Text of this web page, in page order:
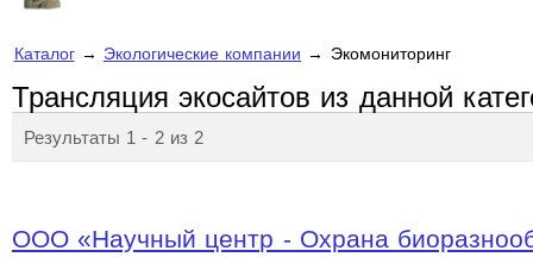
Каталог→ Экологические компании → Экомониторинг
Трансляция экосайтов из данной
Результаты 1 - 2 из 2
ООО «Научный центр - Охрана